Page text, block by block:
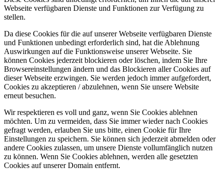
Webseite verfügbaren Dienste und Funktionen zur Verfügung zu
stellen.
Da diese Cookies für die auf unserer Webseite verfügbaren Dienste
und Funktionen unbedingt erforderlich sind, hat die Ablehnung
Auswirkungen auf die Funktionsweise unserer Webseite. Sie
können Cookies jederzeit blockieren oder löschen, indem Sie Ihre
Browsereinstellungen ändern und das Blockieren aller Cookies auf
dieser Webseite erzwingen. Sie werden jedoch immer aufgefordert,
Cookies zu akzeptieren / abzulehnen, wenn Sie unsere Website
erneut besuchen.
Wir respektieren es voll und ganz, wenn Sie Cookies ablehnen
möchten. Um zu vermeiden, dass Sie immer wieder nach Cookies
gefragt werden, erlauben Sie uns bitte, einen Cookie für Ihre
Einstellungen zu speichern. Sie können sich jederzeit abmelden oder
andere Cookies zulassen, um unsere Dienste vollumfänglich nutzen
zu können. Wenn Sie Cookies ablehnen, werden alle gesetzten
Cookies auf unserer Domain entfernt.